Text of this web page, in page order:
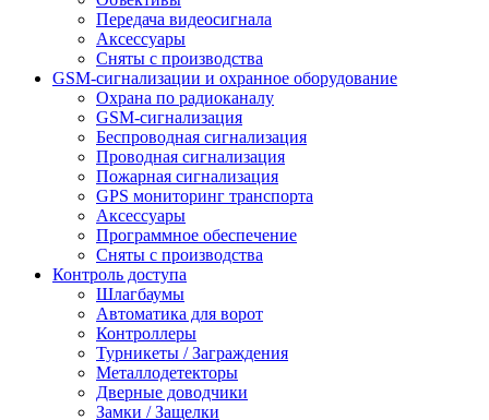
Передача видеосигнала
Аксессуары
Сняты с производства
GSM-сигнализации и охранное оборудование
Охрана по радиоканалу
GSM-сигнализация
Беспроводная сигнализация
Проводная сигнализация
Пожарная сигнализация
GPS мониторинг транспорта
Аксессуары
Программное обеспечение
Сняты с производства
Контроль доступа
Шлагбаумы
Автоматика для ворот
Контроллеры
Турникеты / Заграждения
Металлодетекторы
Дверные доводчики
Замки / Защелки